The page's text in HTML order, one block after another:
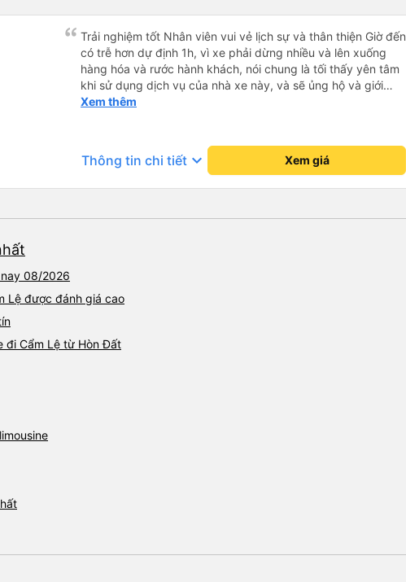
Trải nghiệm tốt Nhân viên vui vẻ lịch sự và thân thiện Giờ đến
có trễ hơn dự định 1h, vì xe phải dừng nhiều và lên xuống
hàng hóa và rước hành khách, nói chung là tối thấy yên tâm
khi sử dụng dịch vụ của nhà xe này, và sẽ ủng hộ và giới
thiệu cho người thân sử dụng dịch vụ của nhà xe này
Xem thêm
Thông tin chi tiết keyboard_arrow_down Xem giá
08/2026
Lệ được đánh giá cao
đi Cẩm Lệ từ Hòn Đất